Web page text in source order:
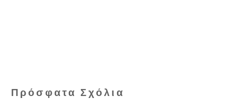
Πρόσφατα Σχόλια